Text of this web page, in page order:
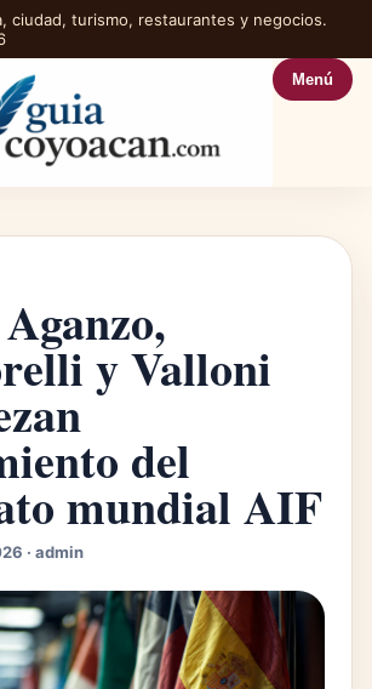
ciudad, turismo, restaurantes y negocios.
Menú
y Valloni
del
mundial AIF
· admin